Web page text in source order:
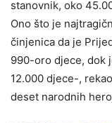
stanovnik, oko
Ono što je
činjenica da je
990-oro djece, dok
12.000 djece-,
deset narodnih